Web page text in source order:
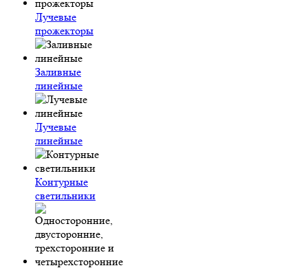
Лучевые
прожекторы
Заливные
линейные
Лучевые
линейные
Контурные
светильники